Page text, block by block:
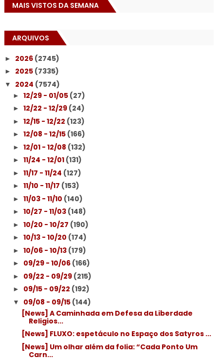
MAIS VISTOS DA SEMANA
ARQUIVOS
► 2026 (2745)
► 2025 (7335)
▼ 2024 (7574)
► 12/29 - 01/05 (27)
► 12/22 - 12/29 (24)
► 12/15 - 12/22 (123)
► 12/08 - 12/15 (166)
► 12/01 - 12/08 (132)
► 11/24 - 12/01 (131)
► 11/17 - 11/24 (127)
► 11/10 - 11/17 (153)
► 11/03 - 11/10 (140)
► 10/27 - 11/03 (148)
► 10/20 - 10/27 (190)
► 10/13 - 10/20 (174)
► 10/06 - 10/13 (179)
► 09/29 - 10/06 (166)
► 09/22 - 09/29 (215)
► 09/15 - 09/22 (192)
▼ 09/08 - 09/15 (144)
[News] A Caminhada em Defesa da Liberdade
Religios...
[News] FLUXO: espetáculo no Espaço dos Satyros ...
[News] Um olhar além da folia: “Cada Ponto Um
Carn...